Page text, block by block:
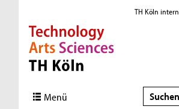
Direkt zur Hauptnavigation
Direkt zur Subnavigation
Direkt zum Inhalt
Direkt zum Fußbereich
TH Köln intern
Menü Suche